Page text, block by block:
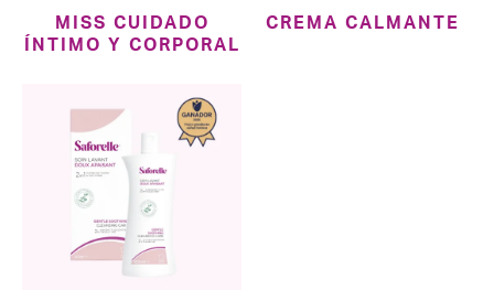
MISS CUIDADO
ÍNTIMO Y CORPORAL
CREMA CALMANTE